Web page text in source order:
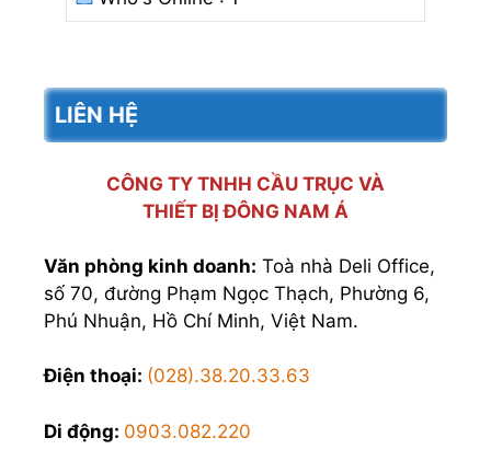
LIÊN HỆ
CÔNG TY TNHH CẦU TRỤC VÀ
THIẾT BỊ ĐÔNG NAM Á
Văn phòng kinh doanh: Toà nhà Deli Office,
số 70, đường Phạm Ngọc Thạch, Phường 6,
Phú Nhuận, Hồ Chí Minh, Việt Nam.
Điện thoại: (028).38.20.33.63
Di động: 0903.082.220